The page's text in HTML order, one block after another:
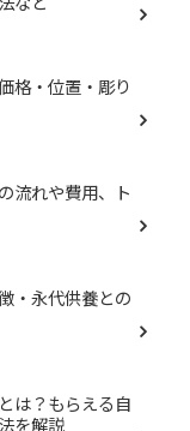
格・位置・彫り
流れや費用、ト
・永代供養との
は？もらえる自
を解説